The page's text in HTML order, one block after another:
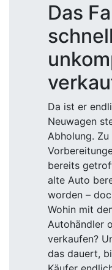
Das
Da ist er
Neuwagen
Abholung.
bereits
alte Auto
worden –
Wohin mit
Autohändler
verkaufen?
das dauert,